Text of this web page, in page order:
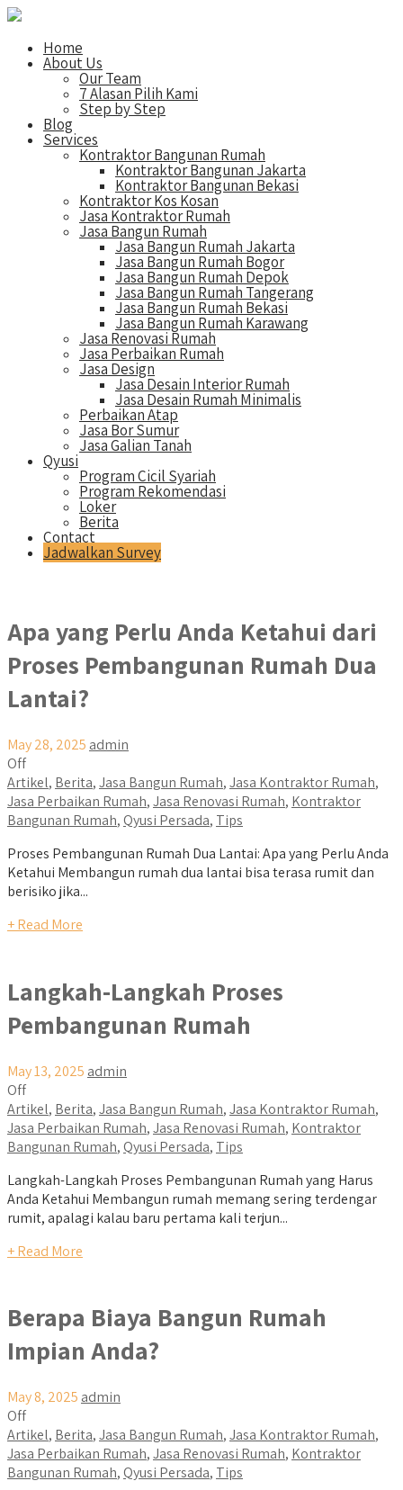
Home
About Us
Our Team
7 Alasan Pilih Kami
Step by Step
Blog
Services
Kontraktor Bangunan Rumah
Kontraktor Bangunan Jakarta
Kontraktor Bangunan Bekasi
Kontraktor Kos Kosan
Jasa Kontraktor Rumah
Jasa Bangun Rumah
Jasa Bangun Rumah Jakarta
Jasa Bangun Rumah Bogor
Jasa Bangun Rumah Depok
Jasa Bangun Rumah Tangerang
Jasa Bangun Rumah Bekasi
Jasa Bangun Rumah Karawang
Jasa Renovasi Rumah
Jasa Perbaikan Rumah
Jasa Design
Jasa Desain Interior Rumah
Jasa Desain Rumah Minimalis
Perbaikan Atap
Jasa Bor Sumur
Jasa Galian Tanah
Qyusi
Program Cicil Syariah
Program Rekomendasi
Loker
Berita
Contact
Jadwalkan Survey
Apa yang Perlu Anda Ketahui dari
Proses Pembangunan Rumah Dua
Lantai?
May 28, 2025 admin
Off
Artikel, Berita,Jasa Bangun Rumah,Jasa Kontraktor Rumah,
Jasa Perbaikan Rumah,Jasa Renovasi Rumah, Kontraktor
Bangunan Rumah,Qyusi Persada, Tips
Proses Pembangunan Rumah Dua Lantai: Apa yang Perlu Anda
Ketahui Membangun rumah dua lantai bisa terasa rumit dan
berisiko jika...
+ Read More
Langkah-Langkah Proses
Pembangunan Rumah
May 13, 2025 admin
Off
Artikel, Berita,Jasa Bangun Rumah,Jasa Kontraktor Rumah,
Jasa Perbaikan Rumah,Jasa Renovasi Rumah, Kontraktor
Bangunan Rumah,Qyusi Persada, Tips
Langkah-Langkah Proses Pembangunan Rumah yang Harus
Anda Ketahui Membangun rumah memang sering terdengar
rumit, apalagi kalau baru pertama kali terjun...
+ Read More
Berapa Biaya Bangun Rumah
Impian Anda?
May 8, 2025 admin
Off
Artikel, Berita,Jasa Bangun Rumah,Jasa Kontraktor Rumah,
Jasa Perbaikan Rumah,Jasa Renovasi Rumah, Kontraktor
Bangunan Rumah,Qyusi Persada, Tips